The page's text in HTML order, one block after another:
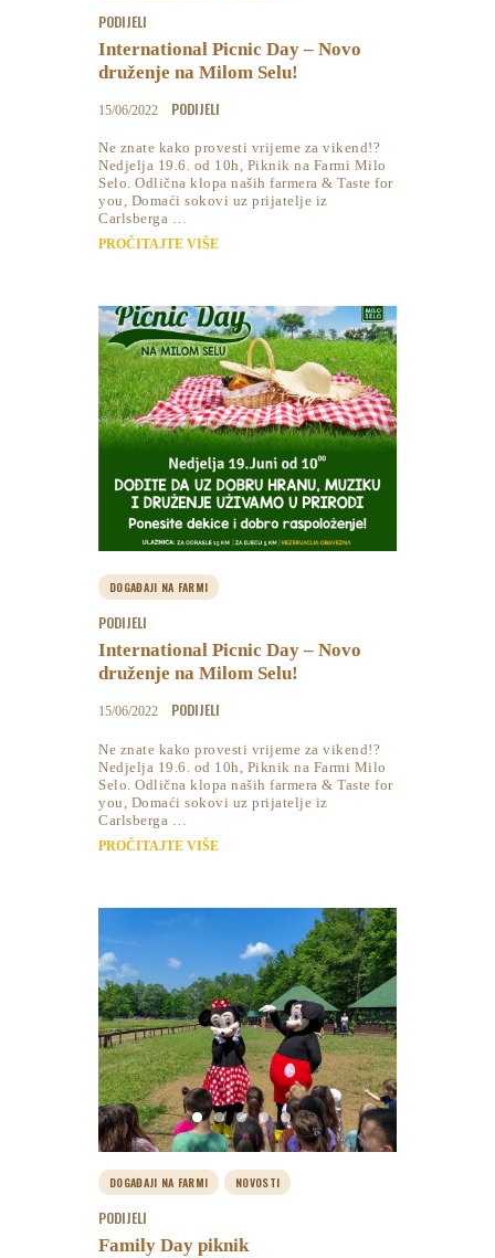
PODIJELI
International Picnic Day – Novo
druženje na Milom Selu!
15/06/2022 PODIJELI
Ne znate kako provesti vrijeme za vikend!?
Nedjelja 19.6. od 10h, Piknik na Farmi Milo
Selo. Odlična klopa naših farmera & Taste for
you, Domaći sokovi uz prijatelje iz
Carlsberga …
PROČITAJTE VIŠE
DOGAĐAJI NA FARMI
PODIJELI
International Picnic Day – Novo
druženje na Milom Selu!
15/06/2022 PODIJELI
Ne znate kako provesti vrijeme za vikend!?
Nedjelja 19.6. od 10h, Piknik na Farmi Milo
Selo. Odlična klopa naših farmera & Taste for
you, Domaći sokovi uz prijatelje iz
Carlsberga …
PROČITAJTE VIŠE
DOGAĐAJI NA FARMI NOVOSTI
PODIJELI
Family Day piknik